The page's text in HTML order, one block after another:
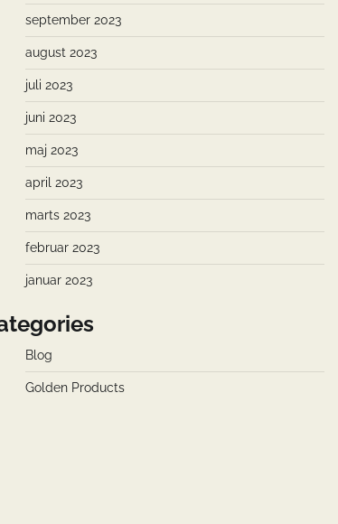
september 2023
august 2023
juli 2023
juni 2023
maj 2023
april 2023
marts 2023
februar 2023
januar 2023
Blog
Golden Products